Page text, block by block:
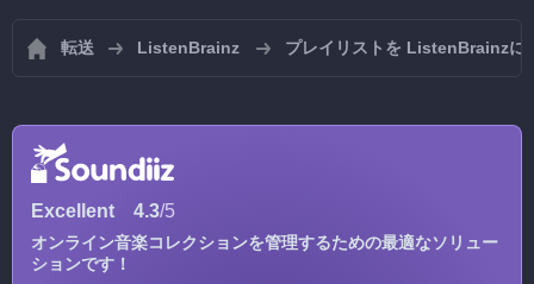
転送 ListenBrainz プレイリストを ListenBrainzに
Excellent 4.3/5
オンライン音楽コレクションを管理するための最適なソリュー
ションです！